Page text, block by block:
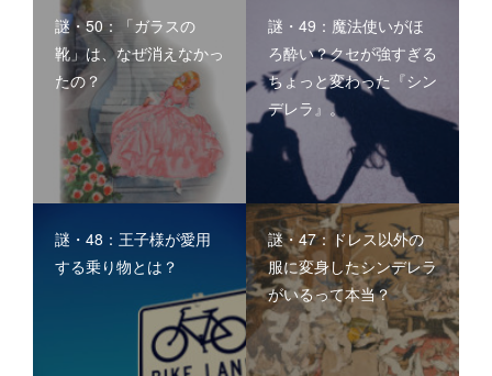
謎・50：「ガラスの
靴」は、なぜ消えなかっ
たの？
謎・49：魔法使いがほ
ろ酔い？クセが強すぎる
ちょっと変わった『シン
デレラ』。
謎・48：王子様が愛用
する乗り物とは？
謎・47：ドレス以外の
服に変身したシンデレラ
がいるって本当？